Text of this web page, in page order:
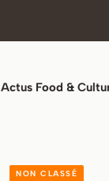
Actus Food &
NON CLASSÉ